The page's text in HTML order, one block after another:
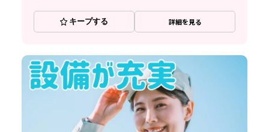
キープする 詳細を見る